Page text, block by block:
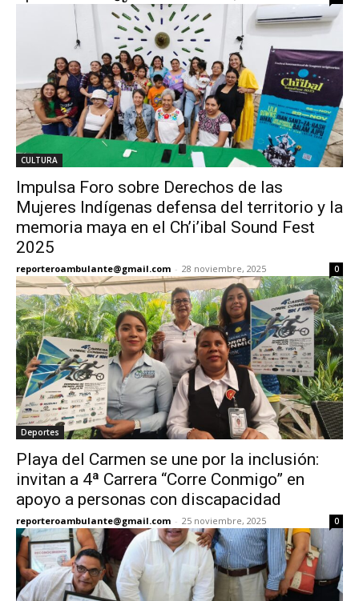
CULTURA
Impulsa Foro sobre Derechos de las
Mujeres Indígenas defensa del territorio y la
memoria maya en el Ch’i’ibal Sound Fest
2025
reporteroambulante@gmail.com - 28 noviembre, 2025 0
Deportes
Playa del Carmen se une por la inclusión:
invitan a 4ª Carrera “Corre Conmigo” en
apoyo a personas con discapacidad
reporteroambulante@gmail.com - 25 noviembre, 2025 0